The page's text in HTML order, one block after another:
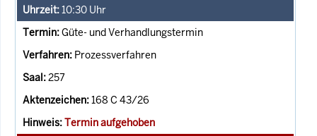
10:30 Uhr
Güte- und Verhandlungstermin
Prozessverfahren
257
168 C 43/26
Termin aufgehoben